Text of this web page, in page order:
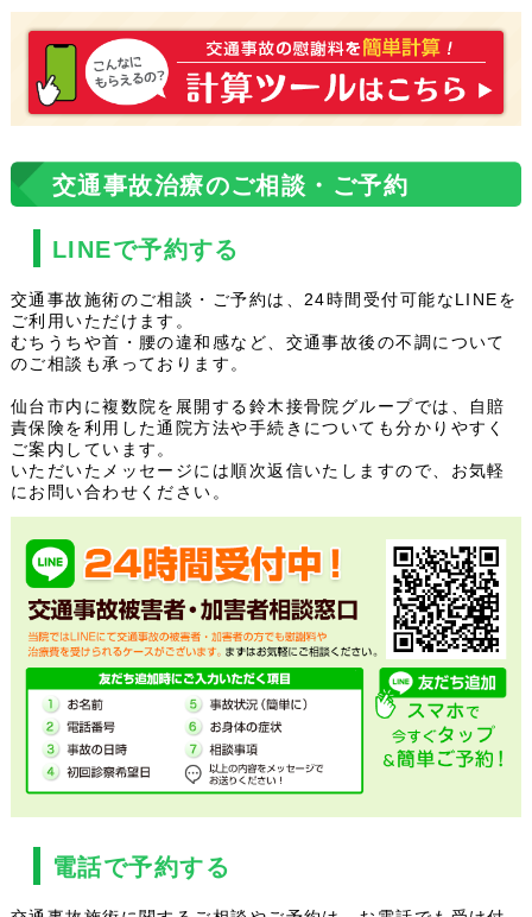
交通事故治療のご相談・ご予約
LINEで予約する
交通事故施術のご相談・ご予約は、24時間受付可能なLINEを
ご利用いただけます。
むちうちや首・腰の違和感など、交通事故後の不調について
のご相談も承っております。
仙台市内に複数院を展開する鈴木接骨院グループでは、自賠
責保険を利用した通院方法や手続きについても分かりやすく
ご案内しています。
いただいたメッセージには順次返信いたしますので、お気軽
にお問い合わせください。
電話で予約する